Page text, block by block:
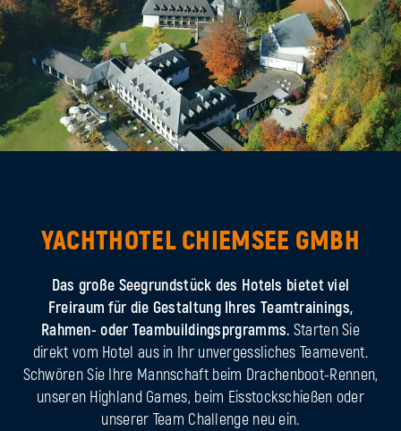
YACHTHOTEL CHIEMSEE GMBH
Das große Seegrundstück des Hotels bietet viel
Freiraum für die Gestaltung Ihres Teamtrainings,
Rahmen- oder Teambuildingsprgramms. Starten Sie
direkt vom Hotel aus in Ihr unvergessliches Teamevent.
Schwören Sie Ihre Mannschaft beim Drachenboot-Rennen,
unseren Highland Games, beim Eisstockschießen oder
unserer Team Challenge neu ein.